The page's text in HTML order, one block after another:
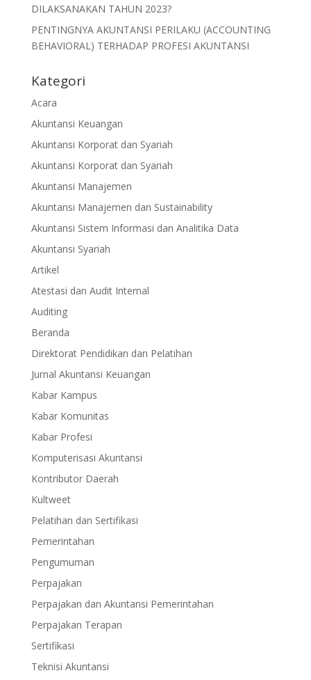
DILAKSANAKAN TAHUN 2023?
PENTINGNYA AKUNTANSI PERILAKU (ACCOUNTING
BEHAVIORAL) TERHADAP PROFESI AKUNTANSI
Kategori
Acara
Akuntansi Keuangan
Akuntansi Korporat dan Syariah
Akuntansi Korporat dan Syariah
Akuntansi Manajemen
Akuntansi Manajemen dan Sustainability
Akuntansi Sistem Informasi dan Analitika Data
Akuntansi Syariah
Artikel
Atestasi dan Audit Internal
Auditing
Beranda
Direktorat Pendidikan dan Pelatihan
Jurnal Akuntansi Keuangan
Kabar Kampus
Kabar Komunitas
Kabar Profesi
Komputerisasi Akuntansi
Kontributor Daerah
Kultweet
Pelatihan dan Sertifikasi
Pemerintahan
Pengumuman
Perpajakan
Perpajakan dan Akuntansi Pemerintahan
Perpajakan Terapan
Sertifikasi
Teknisi Akuntansi